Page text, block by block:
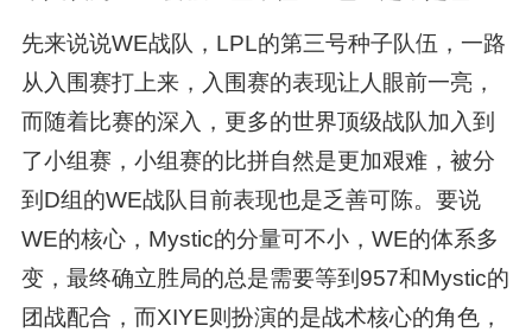
先来说说WE战队，LPL的第三号种子队伍，一路
从入围赛打上来，入围赛的表现让人眼前一亮，
而随着比赛的深入，更多的世界顶级战队加入到
了小组赛，小组赛的比拼自然是更加艰难，被分
到D组的WE战队目前表现也是乏善可陈。要说
WE的核心，Mystic的分量可不小，WE的体系多
变，最终确立胜局的总是需要等到957和Mystic的
团战配合，而XIYE则扮演的是战术核心的角色，